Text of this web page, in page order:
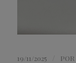
19/11/2025 POR